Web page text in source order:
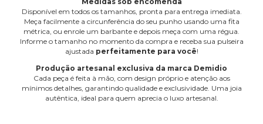
Disponível em todos os tamanhos, pronta para entrega imediata.
Meça facilmente a circunferência do seu punho usando uma fita
métrica, ou enrole um barbante e depois meça com uma régua.
Informe o tamanho no momento da compra e receba sua pulseira
ajustada perfeitamente para você!
Produção artesanal exclusiva da marca Demidio
Cada peça é feita à mão, com design próprio e atenção aos
mínimos detalhes, garantindo qualidade e exclusividade. Uma joia
autêntica, ideal para quem aprecia o luxo artesanal.